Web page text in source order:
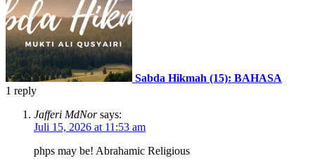
Sabda Hikmah (15): BAHASA
1 reply
Jafferi MdNor says:
Juli 15, 2026 at 11:53 am
phps may be! Abrahamic Religious